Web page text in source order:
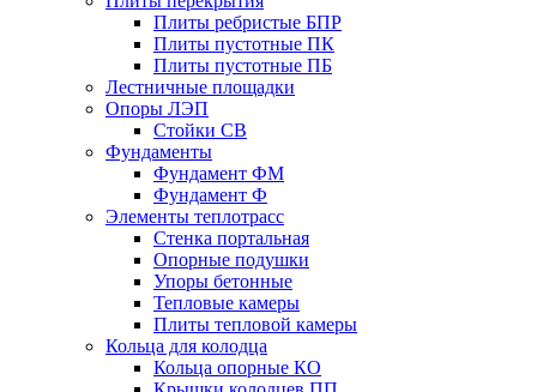
Плиты ребристые БПР
Плиты пустотные ПК
Плиты пустотные ПБ
Лестничные площадки
Опоры ЛЭП
Стойки СВ
Фундаменты
Фyндамент ФМ
Фyндамент Ф
Элементы теплотрасс
Стенка портальная
Опорные подушки
Упоры бетонные
Тепловые камеры
Плиты тепловой камеры
Кольца для колодца
Кольца опорные КО